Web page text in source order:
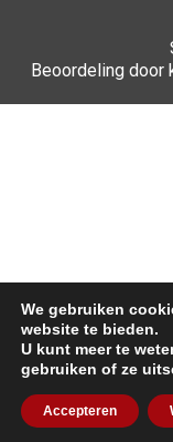
Beoordeling door
We gebruiken
website te bieden.
U kunt meer te
gebruiken of ze
Accepteren